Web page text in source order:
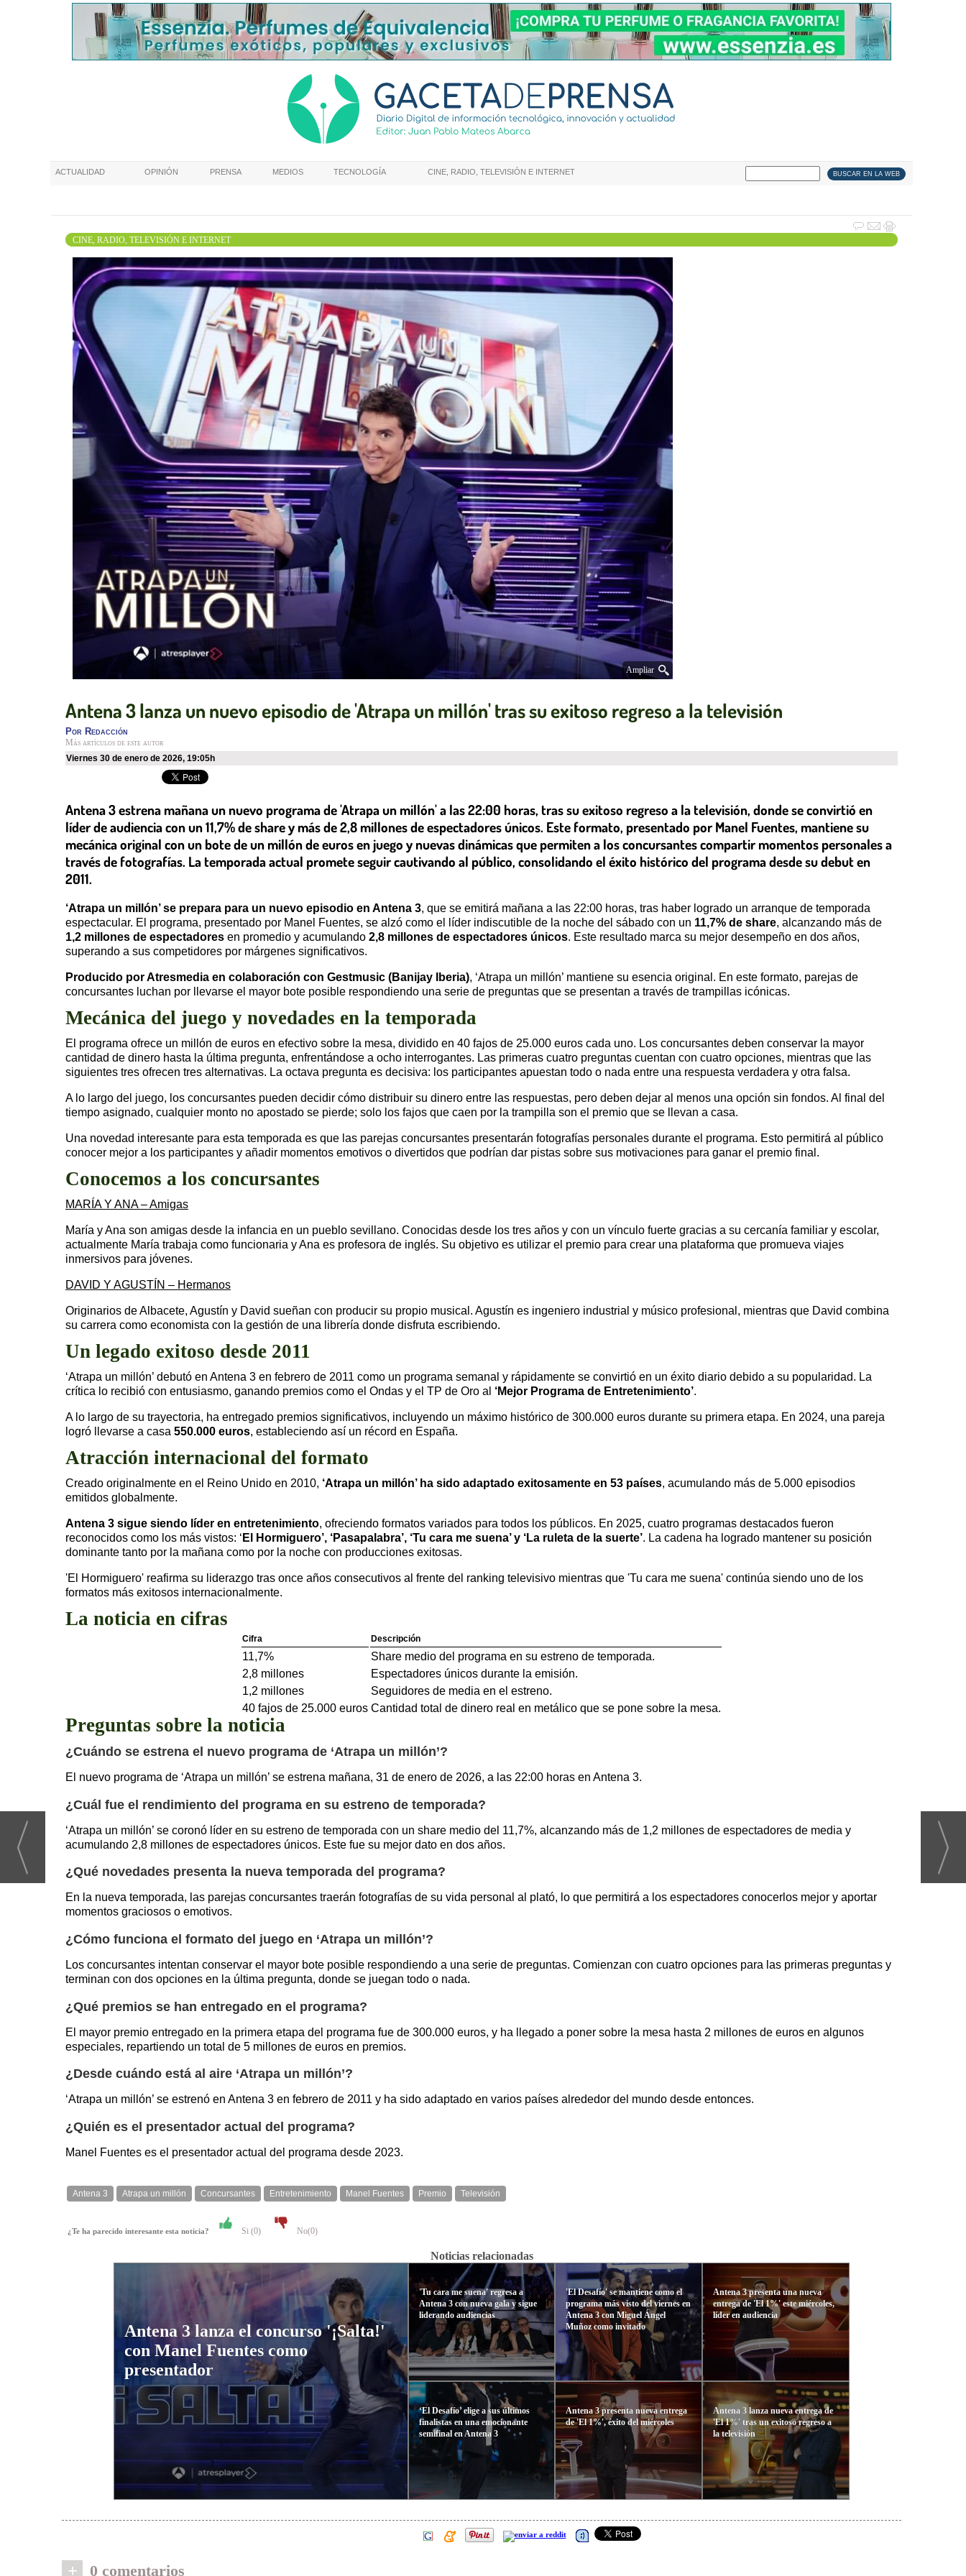
ACTUALIDAD OPINIÓN PRENSA MEDIOS TECNOLOGÍA CINE, RADIO, TELEVISIÓN E INTERNET
CINE, RADIO, TELEVISIÓN E INTERNET
Ampliar
Antena 3 lanza un nuevo episodio de 'Atrapa un millón' tras su exitoso regreso a la televisión
Por Redacción
Más artículos de este autor
viernes 30 de enero de 2026, 19:05h
Antena 3 estrena mañana un nuevo programa de 'Atrapa un millón' a las 22:00 horas, tras su exitoso regreso a la televisión, donde se convirtió en
líder de audiencia con un 11,7% de share y más de 2,8 millones de espectadores únicos. Este formato, presentado por Manel Fuentes, mantiene su
mecánica original con un bote de un millón de euros en juego y nuevas dinámicas que permiten a los concursantes compartir momentos personales a
través de fotografías. La temporada actual promete seguir cautivando al público, consolidando el éxito histórico del programa desde su debut en
2011.
‘Atrapa un millón’ se prepara para un nuevo episodio en Antena 3, que se emitirá mañana a las 22:00 horas, tras haber logrado un arranque de temporada
espectacular. El programa, presentado por Manel Fuentes, se alzó como el líder indiscutible de la noche del sábado con un 11,7% de share, alcanzando más de
1,2 millones de espectadores en promedio y acumulando 2,8 millones de espectadores únicos. Este resultado marca su mejor desempeño en dos años,
superando a sus competidores por márgenes significativos.
Producido por Atresmedia en colaboración con Gestmusic (Banijay Iberia), ‘Atrapa un millón’ mantiene su esencia original. En este formato, parejas de
concursantes luchan por llevarse el mayor bote posible respondiendo una serie de preguntas que se presentan a través de trampillas icónicas.
Mecánica del juego y novedades en la temporada
El programa ofrece un millón de euros en efectivo sobre la mesa, dividido en 40 fajos de 25.000 euros cada uno. Los concursantes deben conservar la mayor
cantidad de dinero hasta la última pregunta, enfrentándose a ocho interrogantes. Las primeras cuatro preguntas cuentan con cuatro opciones, mientras que las
siguientes tres ofrecen tres alternativas. La octava pregunta es decisiva: los participantes apuestan todo o nada entre una respuesta verdadera y otra falsa.
A lo largo del juego, los concursantes pueden decidir cómo distribuir su dinero entre las respuestas, pero deben dejar al menos una opción sin fondos. Al final del
tiempo asignado, cualquier monto no apostado se pierde; solo los fajos que caen por la trampilla son el premio que se llevan a casa.
Una novedad interesante para esta temporada es que las parejas concursantes presentarán fotografías personales durante el programa. Esto permitirá al público
conocer mejor a los participantes y añadir momentos emotivos o divertidos que podrían dar pistas sobre sus motivaciones para ganar el premio final.
Conocemos a los concursantes
MARÍA Y ANA – Amigas
María y Ana son amigas desde la infancia en un pueblo sevillano. Conocidas desde los tres años y con un vínculo fuerte gracias a su cercanía familiar y escolar,
actualmente María trabaja como funcionaria y Ana es profesora de inglés. Su objetivo es utilizar el premio para crear una plataforma que promueva viajes
inmersivos para jóvenes.
DAVID Y AGUSTÍN – Hermanos
Originarios de Albacete, Agustín y David sueñan con producir su propio musical. Agustín es ingeniero industrial y músico profesional, mientras que David combina
su carrera como economista con la gestión de una librería donde disfruta escribiendo.
Un legado exitoso desde 2011
‘Atrapa un millón’ debutó en Antena 3 en febrero de 2011 como un programa semanal y rápidamente se convirtió en un éxito diario debido a su popularidad. La
crítica lo recibió con entusiasmo, ganando premios como el Ondas y el TP de Oro al ‘Mejor Programa de Entretenimiento’.
A lo largo de su trayectoria, ha entregado premios significativos, incluyendo un máximo histórico de 300.000 euros durante su primera etapa. En 2024, una pareja
logró llevarse a casa 550.000 euros, estableciendo así un récord en España.
Atracción internacional del formato
Creado originalmente en el Reino Unido en 2010, ‘Atrapa un millón’ ha sido adaptado exitosamente en 53 países, acumulando más de 5.000 episodios
emitidos globalmente.
Antena 3 sigue siendo líder en entretenimiento, ofreciendo formatos variados para todos los públicos. En 2025, cuatro programas destacados fueron
reconocidos como los más vistos: ‘ El Hormiguero’, ‘Pasapalabra’, ‘Tu cara me suena’ y ‘La ruleta de la suerte’. La cadena ha logrado mantener su posición
dominante tanto por la mañana como por la noche con producciones exitosas.
'El Hormiguero' reafirma su liderazgo tras once años consecutivos al frente del ranking televisivo mientras que 'Tu cara me suena' continúa siendo uno de los
formatos más exitosos internacionalmente.
La noticia en cifras
Cifra Descripción
11,7%
Share medio del programa en su estreno de temporada.
2,8 millones
Espectadores únicos durante la emisión.
1,2 millones
Seguidores de media en el estreno.
40 fajos de 25.000 euros Cantidad total de dinero real en metálico que se pone sobre la mesa.
Preguntas sobre la noticia
¿Cuándo se estrena el nuevo programa de ‘Atrapa un millón’?
El nuevo programa de ‘Atrapa un millón’ se estrena mañana, 31 de enero de 2026, a las 22:00 horas en Antena 3.
¿Cuál fue el rendimiento del programa en su estreno de temporada?
‘Atrapa un millón’ se coronó líder en su estreno de temporada con un share medio del 11,7%, alcanzando más de 1,2 millones de espectadores de media y
acumulando 2,8 millones de espectadores únicos. Este fue su mejor dato en dos años.
¿Qué novedades presenta la nueva temporada del programa?
En la nueva temporada, las parejas concursantes traerán fotografías de su vida personal al plató, lo que permitirá a los espectadores conocerlos mejor y aportar
momentos graciosos o emotivos.
¿Cómo funciona el formato del juego en ‘Atrapa un millón’?
Los concursantes intentan conservar el mayor bote posible respondiendo a una serie de preguntas. Comienzan con cuatro opciones para las primeras preguntas y
terminan con dos opciones en la última pregunta, donde se juegan todo o nada.
¿Qué premios se han entregado en el programa?
El mayor premio entregado en la primera etapa del programa fue de 300.000 euros, y ha llegado a poner sobre la mesa hasta 2 millones de euros en algunos
especiales, repartiendo un total de 5 millones de euros en premios.
¿Desde cuándo está al aire ‘Atrapa un millón’?
‘Atrapa un millón’ se estrenó en Antena 3 en febrero de 2011 y ha sido adaptado en varios países alrededor del mundo desde entonces.
¿Quién es el presentador actual del programa?
Manel Fuentes es el presentador actual del programa desde 2023.
Antena 3 Atrapa un millón Concursantes Entretenimiento Manel Fuentes Premio Televisión
¿Te ha parecido interesante esta noticia? Si (0) No(0)
Noticias relacionadas
Antena 3 lanza el concurso '¡Salta!'
con Manel Fuentes como
presentador
'Tu cara me suena' regresa a
Antena 3 con nueva gala y sigue
liderando audiencias
‘El Desafío’ elige a sus últimos
finalistas en una emocionante
semifinal en Antena 3
'El Desafío' se mantiene como el
programa más visto del viernes en
Antena 3 con Miguel Ángel
Muñoz como invitado
Antena 3 presenta nueva entrega
de 'El 1%', éxito del miércoles
Antena 3 presenta una nueva
entrega de 'El 1%' este miércoles,
líder en audiencia
Antena 3 lanza nueva entrega de
'El 1%' tras un exitoso regreso a
la televisión
+ 0 comentarios